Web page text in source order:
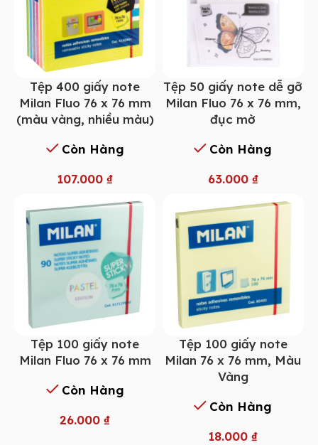
Tệp 400 giấy note
Milan Fluo 76 x 76 mm
(màu vàng, nhiều màu)
Còn Hàng
107.000 ₫
Tệp 50 giấy note dễ gỡ
Milan Fluo 76 x 76 mm,
đục mờ
Còn Hàng
63.000 ₫
Tệp 100 giấy note
Milan Fluo 76 x 76 mm
Còn Hàng
26.000 ₫
Tệp 100 giấy note
Milan 76 x 76 mm, Màu
Vàng
Còn Hàng
18.000₫